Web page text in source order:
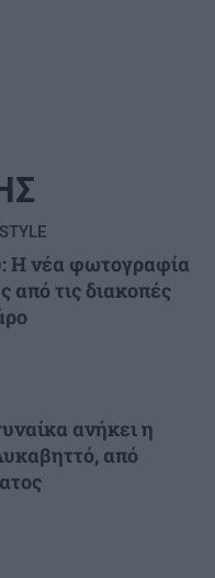
Η νέα φωτογραφία
από τις διακοπές
ανήκει η
από